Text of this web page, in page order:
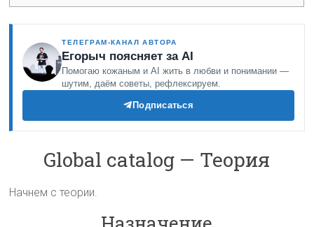
ТЕЛЕГРАМ-КАНАЛ АВТОРА
Егорыч поясняет за AI
Помогаю кожаным и AI жить в любви и понимании —
шутим, даём советы, рефлексируем.
Подписаться
Global catalog — Теория
Начнем с теории.